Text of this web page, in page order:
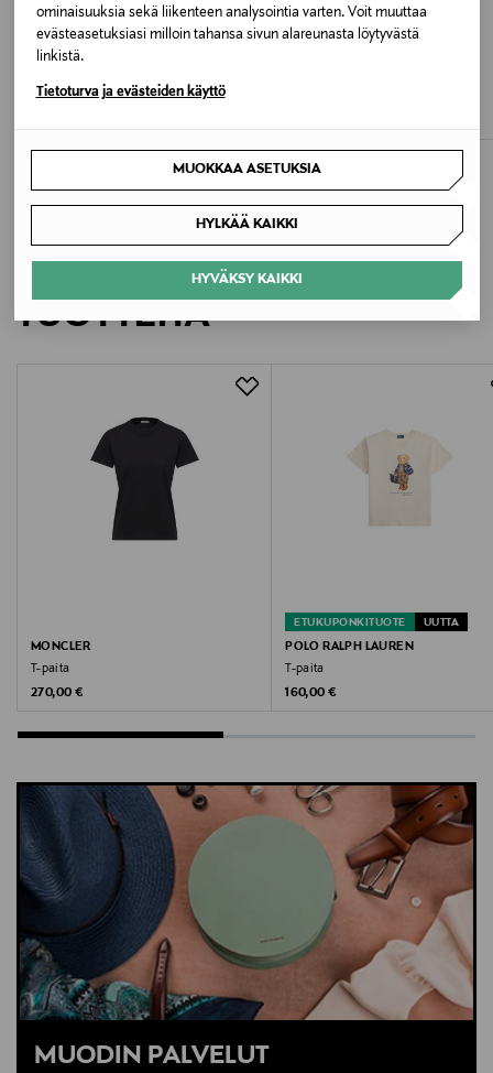
ominaisuuksia sekä liikenteen analysointia varten. Voit muuttaa
evästeasetuksiasi milloin tahansa sivun alareunasta löytyvästä
linkistä.
Tietoturva ja evästeiden käyttö
MUOKKAA ASETUKSIA
HYLKÄÄ KAIKKI
HYVÄKSY KAIKKI
WHITE
Avainsanat
Berkeley Casual Tee, t-paita, t-skjorta, t-shirt, toppi,
T-paita
LISÄÄ KIINNOSTAVIA
TUOTTEITA
MONCLER
T-paita
Original Price
270,00 €
ETUKUPONKITUOTE UUTTA
POLO RALPH LAUREN
T-paita
Original Price
160,00 €
MUODIN PALVELUT